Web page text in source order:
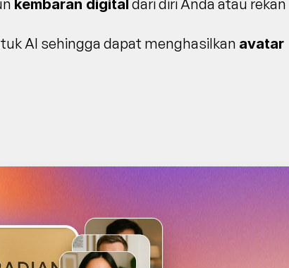
kembaran digital dari diri Anda atau rekan
AI sehingga dapat menghasilkan avatar